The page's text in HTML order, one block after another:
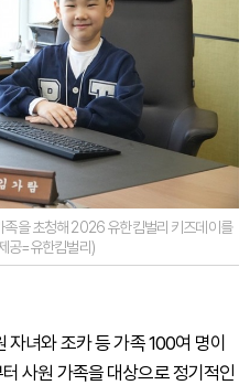
족을 초청해 2026 유한킴벌리 키즈데이를
공=유한킴벌리)
자녀와 조카 등 가족 100여 명이
사원 가족을 대상으로 정기적인